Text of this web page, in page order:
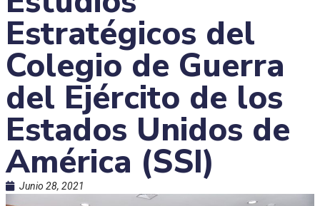
Estratégicos del
Colegio de Guerra
del Ejército de los
Estados Unidos de
América (SSI)
Junio 28, 2021